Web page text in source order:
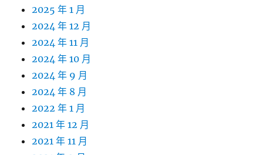
2025 年 1 月
2024 年 12 月
2024 年 11 月
2024 年 10 月
2024 年 9 月
2024 年 8 月
2022 年 1 月
2021 年 12 月
2021 年 11 月